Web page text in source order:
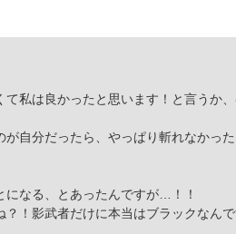
私は良かったと思います！と言うか
自分だったら、やっぱり斬れなかっ
になる、とあったんですが…！！
！影武者だけに本当はブラックなん